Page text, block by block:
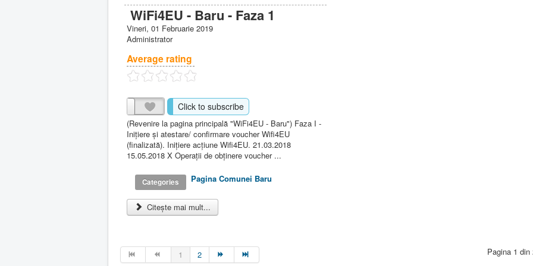
WiFi4EU - Baru - Faza 1
Vineri, 01 Februarie 2019
Administrator
Average rating
Click to subscribe
(Revenire la pagina principală "WiFi4EU - Baru") Faza I -
Iniţiere şi atestare/ confirmare voucher Wifi4EU
(finalizată). Iniţiere acţiune Wifi4EU. 21.03.2018
15.05.2018 X Operaţii de obţinere voucher ...
Categories Pagina Comunei Baru
Citește mai mult...
Pagina 1 din
1 2